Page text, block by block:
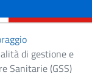
di gestione e
Sanitarie (GSS)